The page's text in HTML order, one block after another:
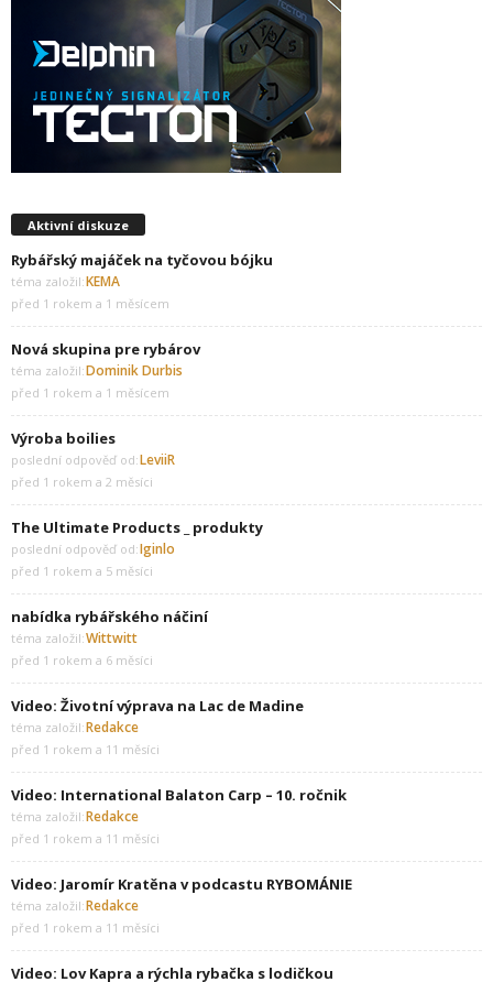
Aktivní diskuze
Rybářský majáček na tyčovou bójku
téma založil:KEMA
před 1 rokem a 1 měsícem
Nová skupina pre rybárov
téma založil:Dominik Durbis
před 1 rokem a 1 měsícem
Výroba boilies
poslední odpověď od:LeviiR
před 1 rokem a 2 měsíci
The Ultimate Products _ produkty
poslední odpověď od:Iginlo
před 1 rokem a 5 měsíci
nabídka rybářského náčiní
téma založil:Wittwitt
před 1 rokem a 6 měsíci
Video: Životní výprava na Lac de Madine
téma založil:Redakce
před 1 rokem a 11 měsíci
Video: International Balaton Carp – 10. ročnik
téma založil:Redakce
před 1 rokem a 11 měsíci
Video: Jaromír Kratěna v podcastu RYBOMÁNIE
téma založil:Redakce
před 1 rokem a 11 měsíci
Video: Lov Kapra a rýchla rybačka s lodičkou